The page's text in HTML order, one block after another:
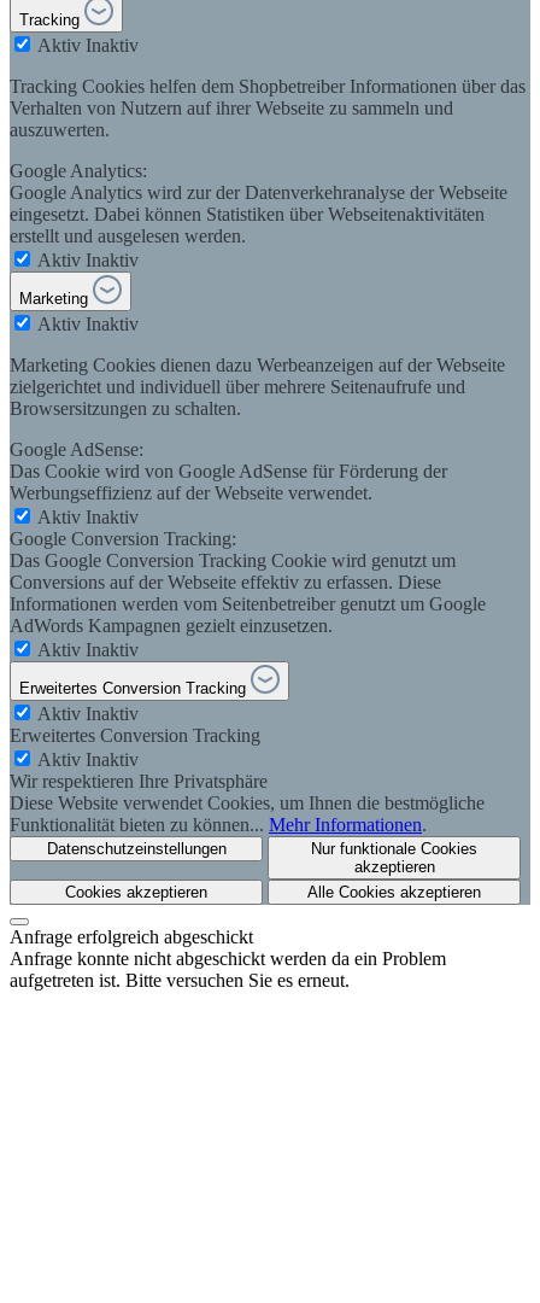
Tracking
Aktiv Inaktiv
Tracking Cookies helfen dem Shopbetreiber Informationen über das
Verhalten von Nutzern auf ihrer Webseite zu sammeln und
auszuwerten.
Google Analytics:
Google Analytics wird zur der Datenverkehranalyse der Webseite
eingesetzt. Dabei können Statistiken über Webseitenaktivitäten
erstellt und ausgelesen werden.
Aktiv Inaktiv
Marketing
Aktiv Inaktiv
Marketing Cookies dienen dazu Werbeanzeigen auf der Webseite
zielgerichtet und individuell über mehrere Seitenaufrufe und
Browsersitzungen zu schalten.
Google AdSense:
Das Cookie wird von Google AdSense für Förderung der
Werbungseffizienz auf der Webseite verwendet.
Aktiv Inaktiv
Google Conversion Tracking:
Das Google Conversion Tracking Cookie wird genutzt um
Conversions auf der Webseite effektiv zu erfassen. Diese
Informationen werden vom Seitenbetreiber genutzt um Google
AdWords Kampagnen gezielt einzusetzen.
Aktiv Inaktiv
Erweitertes Conversion Tracking
Aktiv Inaktiv
Erweitertes Conversion Tracking
Aktiv Inaktiv
Wir respektieren Ihre Privatsphäre
Diese Website verwendet Cookies, um Ihnen die bestmögliche
Funktionalität bieten zu können... Mehr Informationen.
Datenschutzeinstellungen
Nur funktionale Cookies
akzeptieren
Cookies akzeptieren
Alle Cookies akzeptieren
Anfrage erfolgreich abgeschickt
Anfrage konnte nicht abgeschickt werden da ein Problem
aufgetreten ist. Bitte versuchen Sie es erneut.